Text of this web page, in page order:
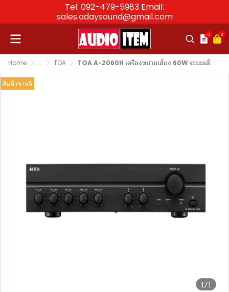
Tel: 092-479-5983 Email:
sales.adaysound@gmail.com
0 0
Home ... TOA TOA A-2060H เครื่องขยายเสียง 60W ระบบเสียงตามสาย | audioitem
1/1
สินค้าขายดี